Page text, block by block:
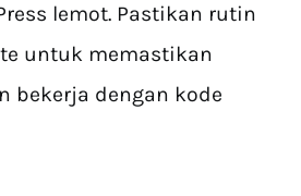
lemot. Pastikan rutin
untuk memastikan
bekerja dengan kode